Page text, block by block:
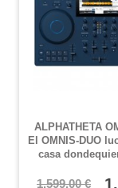
ALPHATHETA
El OMNIS-DUO
casa
profesionales
1.599,00 €